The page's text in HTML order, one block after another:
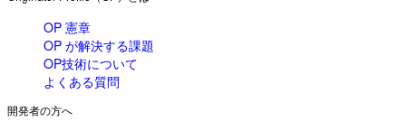
OP 憲章
OP が解決する課題
OP技術について
よくある質問
開発者の方へ